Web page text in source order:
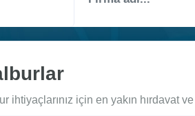
ihtiyaçlarınız için en yakın hırdavat